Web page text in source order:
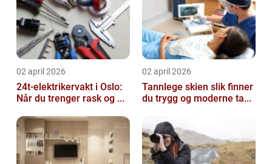
02 april 2026
24t-elektrikervakt i Oslo:
Når du trenger rask og ...
02 april 2026
Tannlege skien slik finner
du trygg og moderne ta...